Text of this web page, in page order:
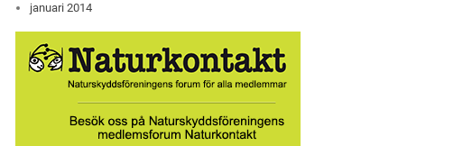
januari 2014